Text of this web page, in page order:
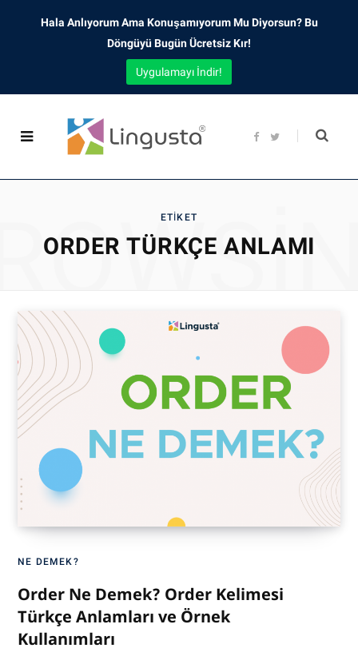
F
b
t
ETIKET
ORDER TÜRKÇE ANLAMI
NE DEMEK?
Order Ne Demek? Order Kelimesi
Türkçe Anlamları ve Örnek
Kullanımları
Hala Anlıyorum Ama Konuşamıyorum Mu Diyorsun? Bu
Döngüyü Bugün Ücretsiz Kır!
Uygulamayı İndir!